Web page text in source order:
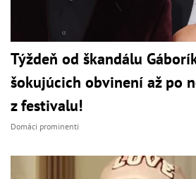
Týždeň od škandálu
šokujúcich obvinení až po
z festivalu!
Domáci prominenti